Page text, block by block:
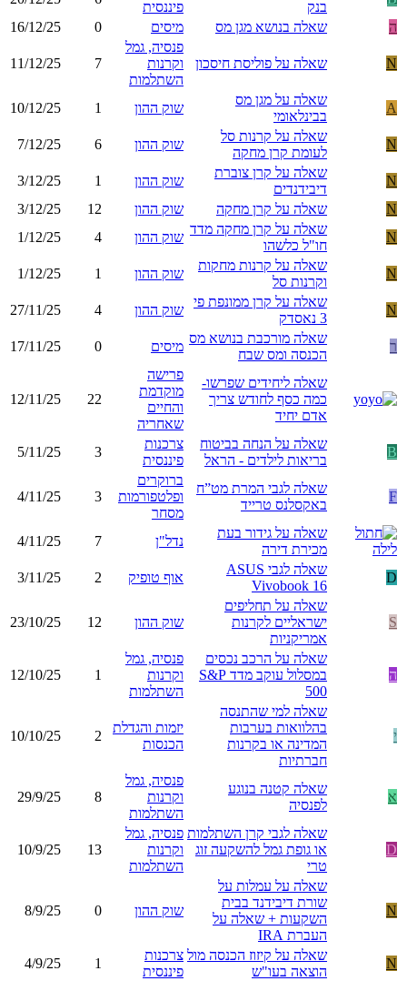
בנק
פיננסית
ה
שאלה בנושא מגן מס מיסים 0
16/12/25
N שאלה על פוליסת חיסכון
פנסיה, גמל
וקרנות
השתלמות
7
11/12/25
A
שאלה על מגן מס
בבינלאומי
שוק ההון 1
10/12/25
N
שאלה על קרנות סל
לעומת קרן מחקה
שוק ההון 6
7/12/25
N
שאלה על קרן צוברת
דיבידנדים
שוק ההון 1
3/12/25
N
שאלה על קרן מחקה שוק ההון 12
3/12/25
N
שאלה על קרן מחקה מדד
חו"ל כלשהו
שוק ההון 4
1/12/25
N
שאלה על קרנות מחקות
וקרנות סל
שוק ההון 1
1/12/25
N
שאלה על קרן ממונפת פי
3 נאסדק
שוק ההון 4
27/11/25
ר
שאלה מורכבת בנושא מס
הכנסה ומס שבח
מיסים 0
17/11/25
שאלה ליחידים שפרשו-
כמה כסף לחודש צריך
אדם יחיד
פרישה
מוקדמת
והחיים
שאחריה
22
12/11/25
B
שאלה על הנחה בביטוח
בריאות לילדים - הראל
צרכנות
פיננסית
3
5/11/25
F
שאלה לגבי המרת מט”ח
באקסלנס טרייד
ברוקרים
ופלטפורמות
מסחר
3
4/11/25
שאלה על גידור בעת
מכירת דירה
נדל"ן 7
4/11/25
D
שאלה לגבי ASUS
Vivobook 16
אוף טופיק 2
3/11/25
S
שאלה על תחליפים
ישראליים לקרנות
אמריקניות
שוק ההון 12
23/10/25
ה
שאלה על הרכב נכסים
במסלול עוקב מדד S&P
500
פנסיה, גמל
וקרנות
השתלמות
1
12/10/25
י
שאלה למי שהתנסה
בהלוואות בערבות
המדינה או בקרנות
חברתיות
יזמות והגדלת
הכנסות
2
10/10/25
א
שאלה קטנה בנוגע
לפנסיה
פנסיה, גמל
וקרנות
השתלמות
8
29/9/25
D
שאלה לגבי קרן השתלמות
או גופת גמל להשקעה זוג
טרי
פנסיה, גמל
וקרנות
השתלמות
13
10/9/25
N
שאלה על עמלות על
שורת דיבידנד בבית
השקעות + שאלה על
העברת IRA
שוק ההון 0
8/9/25
N
שאלה על קיזוז הכנסה מול
הוצאה בעו"ש
צרכנות
פיננסית
1
4/9/25